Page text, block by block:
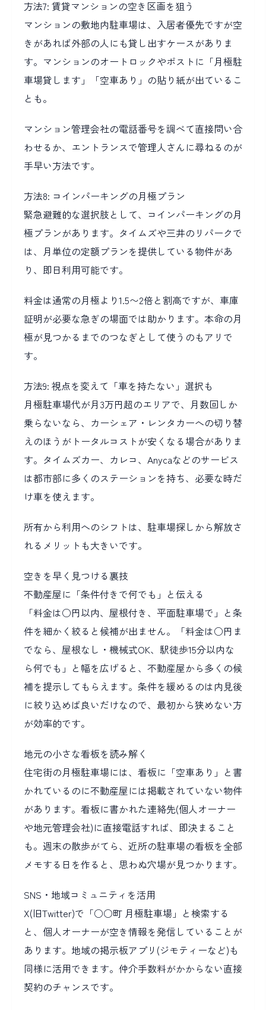
方法7: 賃貸マンションの空き区画を狙う
マンションの敷地内駐車場は、入居者優先ですが空
きがあれば外部の人にも貸し出すケースがありま
す。マンションのオートロックやポストに「月極駐
車場貸します」「空車あり」の貼り紙が出ているこ
とも。
マンション管理会社の電話番号を調べて直接問い合
わせるか、エントランスで管理人さんに尋ねるのが
手早い方法です。
方法8: コインパーキングの月極プラン
緊急避難的な選択肢として、コインパーキングの月
極プランがあります。タイムズや三井のリパークで
は、月単位の定額プランを提供している物件があ
り、即日利用可能です。
料金は通常の月極より1.5〜2倍と割高ですが、車庫
証明が必要な急ぎの場面では助かります。本命の月
極が見つかるまでのつなぎとして使うのもアリで
す。
方法9: 視点を変えて「車を持たない」選択も
月極駐車場代が月3万円超のエリアで、月数回しか
乗らないなら、カーシェア・レンタカーへの切り替
えのほうがトータルコストが安くなる場合がありま
す。タイムズカー、カレコ、Anycaなどのサービス
は都市部に多くのステーションを持ち、必要な時だ
け車を使えます。
所有から利用へのシフトは、駐車場探しから解放さ
れるメリットも大きいです。
空きを早く見つける裏技
不動産屋に「条件付きで何でも」と伝える
「料金は○円以内、屋根付き、平面駐車場で」と条
件を細かく絞ると候補が出ません。「料金は○円ま
でなら、屋根なし・機械式OK、駅徒歩15分以内な
ら何でも」と幅を広げると、不動産屋から多くの候
補を提示してもらえます。条件を緩めるのは内見後
に絞り込めば良いだけなので、最初から狭めない方
が効率的です。
地元の小さな看板を読み解く
住宅街の月極駐車場には、看板に「空車あり」と書
かれているのに不動産屋には掲載されていない物件
があります。看板に書かれた連絡先(個人オーナー
や地元管理会社)に直接電話すれば、即決まること
も。週末の散歩がてら、近所の駐車場の看板を全部
メモする日を作ると、思わぬ穴場が見つかります。
SNS・地域コミュニティを活用
X(旧Twitter)で「○○町 月極駐車場」と検索する
と、個人オーナーが空き情報を発信していることが
あります。地域の掲示板アプリ(ジモティーなど)も
同様に活用できます。仲介手数料がかからない直接
契約のチャンスです。